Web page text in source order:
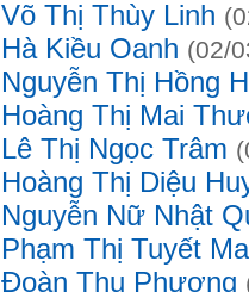
Võ Thị Thùy Linh
Hà Kiều Oanh (02/
Nguyễn Thị Hồng
Hoàng Thị Mai
Lê Thị Ngọc Trâm
Hoàng Thị Diệu
Nguyễn Nữ Nhật
Phạm Thị Tuyết
Đoàn Thu Phương